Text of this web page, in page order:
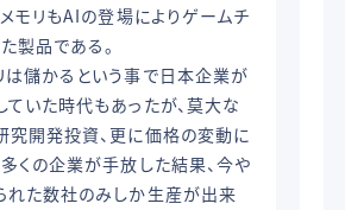
モリもAIの登場によりゲームチ
製品である。
は儲かるという事で日本企業が
いた時代もあったが、莫大な
究開発投資、更に価格の変動に
くの企業が手放した結果、今や
れた数社のみしか生産が出来